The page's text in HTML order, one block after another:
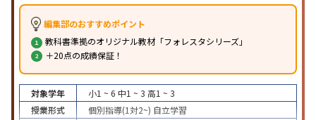
編集部のおすすめポイント
教科書準拠のオリジナル教材「フォレスタシリーズ」
＋20点の成績保証！
対象学年 小1 ~ 6 中1 ~ 3 高1 ~ 3
授業形式
個別指導(1対2~) 自立学習